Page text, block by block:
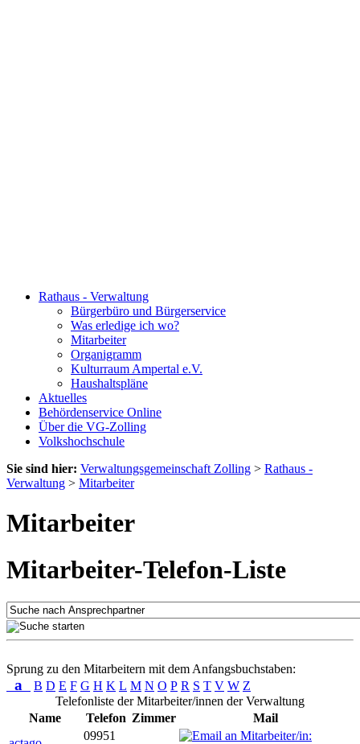
Rathaus - Verwaltung
Bürgerbüro und Bürgerservice
Was erledige ich wo?
Mitarbeiter
Organigramm
Kulturraum Ampertal e.V.
Haushaltspläne
Aktuelles
Behördenservice Online
Über die VG-Zolling
Volkshochschule
Sie sind hier: Verwaltungsgemeinschaft Zolling > Rathaus -
Verwaltung > Mitarbeiter
Mitarbeiter
Mitarbeiter-Telefon-Liste
Sprung zu den Mitarbeitern mit dem Anfangsbuchstaben:
a B D E F G H K L M N O P R S T V W Z
Telefonliste der Mitarbeiter/innen der Verwaltung
Name
Telefon Zimmer
Mail
09951